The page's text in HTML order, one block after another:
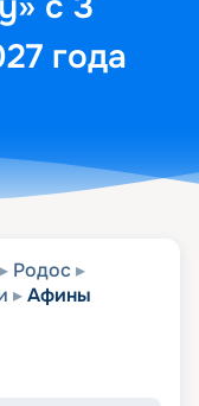
года
Родос
Афины